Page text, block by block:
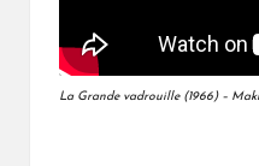
La Grande vadrouille (1966) –